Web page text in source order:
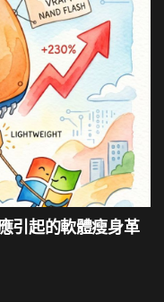
引起的軟體瘦身革